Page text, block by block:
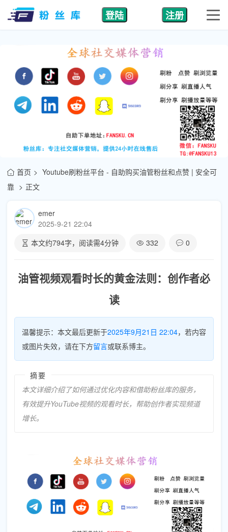
登陆 注册
首页
Youtube刷粉丝平台 - 自助购买油管粉丝和点赞 | 安全可
靠
正文
emer
2025-9-21 22:04
本文约794字，阅读需4分钟 332 0
油管视频观看时长的黄金法则：创作者必
读
温馨提示：本文最后更新于2025年9月21日 22:04，若内容
或图片失效，请在下方留言或联系博主。
摘要
本文详细介绍了如何通过优化内容和借助粉丝库的服务，
有效提升YouTube视频的观看时长，帮助创作者实现频道
增长。